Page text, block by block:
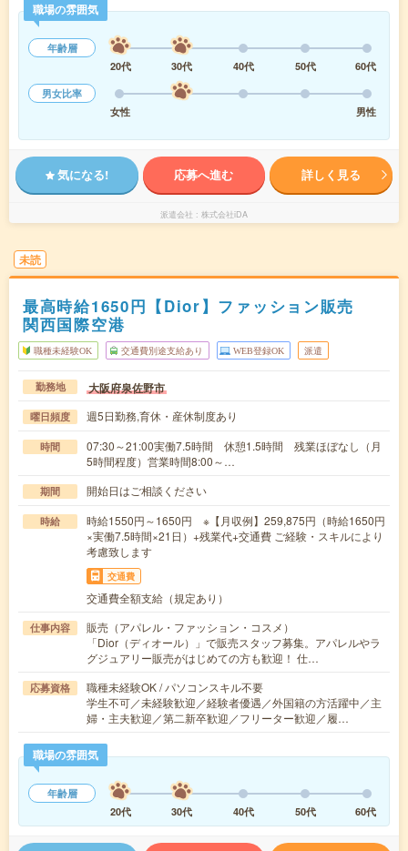
職場の雰囲気
年齢層
20代
30代 40代 50代
60代
男女比率
女性
男性
気になる! 応募へ進む 詳しく見る
派遣会社 株式会社iDA
未読
最高時給1650円【Dior】ファッション販売
関西国際空港
職種未経験OK 交通費別途支給あり WEB登録OK 派遣
勤務地 大阪府泉佐野市
曜日頻度 週5日勤務,育休・産休制度あり
時間
07:30～21:00実働7.5時間 休憩1.5時間 残業ほぼなし（月
5時間程度）営業時間8:00～…
期間 開始日はご相談ください
時給
時給1550円～1650円 ※【月収例】259,875円（時給1650円
×実働7.5時間×21日）+残業代+交通費 ご経験・スキルにより
考慮致します
交通費
交通費全額支給（規定あり）
仕事内容
販売（アパレル・ファッション・コスメ）
「Dior（ディオール）」で販売スタッフ募集。アパレルやラ
グジュアリー販売がはじめての方も歓迎！ 仕…
応募資格
職種未経験OK / パソコンスキル不要
学生不可／未経験歓迎／経験者優遇／外国籍の方活躍中／主
婦・主夫歓迎／第二新卒歓迎／フリーター歓迎／履…
職場の雰囲気
年齢層
20代
30代 40代 50代 60代